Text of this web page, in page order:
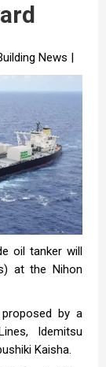
News |
oil tanker will
at the Nihon
by a
Idemitsu
Kaisha.